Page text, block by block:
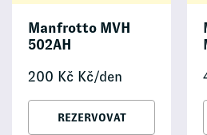
Manfrotto MVH
502AH
200 Kč Kč/den
REZERVOVAT